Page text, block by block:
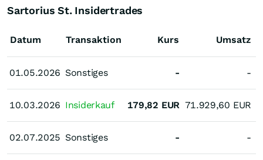
Sartorius St. Insidertrades
Datum
01.05.2026
10.03.2026
02.07.2025
Transaktion Kurs Umsatz
01.05.2026 Sonstiges - -
10.03.2026 Insiderkauf 179,82 EUR 71.929,60 EUR
02.07.2025 Sonstiges - -